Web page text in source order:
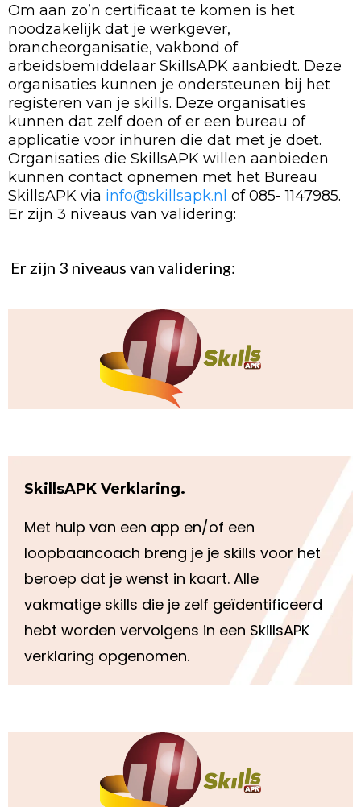
Om aan zo’n certificaat te komen is het
noodzakelijk dat je werkgever,
brancheorganisatie, vakbond of
arbeidsbemiddelaar SkillsAPK aanbiedt. Deze
organisaties kunnen je ondersteunen bij het
registeren van je skills. Deze organisaties
kunnen dat zelf doen of er een bureau of
applicatie voor inhuren die dat met je doet.
Organisaties die SkillsAPK willen aanbieden
kunnen contact opnemen met het Bureau
SkillsAPK via info@skillsapk.nl of 085- 1147985.
Er zijn 3 niveaus van validering:
Er zijn 3 niveaus van validering:
SkillsAPK Verklaring.
Met hulp van een app en/of een
loopbaancoach breng je je skills voor het
beroep dat je wenst in kaart. Alle
vakmatige skills die je zelf geïdentificeerd
hebt worden vervolgens in een SkillsAPK
verklaring opgenomen.